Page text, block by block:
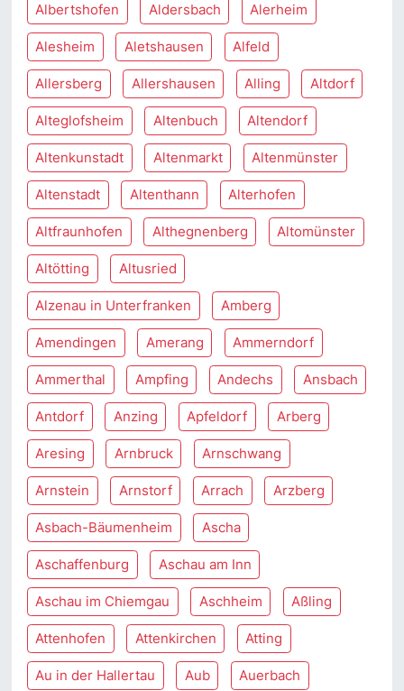
Albertshofen Aldersbach Alerheim
Alesheim Aletshausen Alfeld
Allersberg Allershausen Alling Altdorf
Alteglofsheim Altenbuch Altendorf
Altenkunstadt Altenmarkt Altenmünster
Altenstadt Altenthann Alterhofen
Altfraunhofen Althegnenberg Altomünster
Altötting Altusried
Alzenau in Unterfranken Amberg
Amendingen Amerang Ammerndorf
Ammerthal Ampfing Andechs Ansbach
Antdorf Anzing Apfeldorf Arberg
Aresing Arnbruck Arnschwang
Arnstein Arnstorf Arrach Arzberg
Asbach-Bäumenheim Ascha
Aschaffenburg Aschau am Inn
Aschau im Chiemgau Aschheim Aßling
Attenhofen Attenkirchen Atting
Au in der Hallertau Aub Auerbach